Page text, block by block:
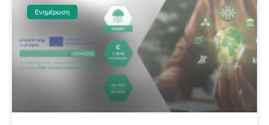
Ενημέρωση